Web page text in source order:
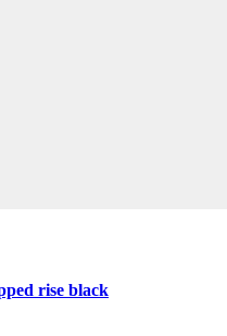
rise black